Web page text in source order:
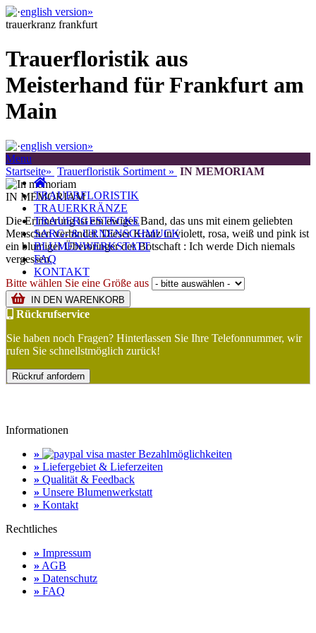
english version»
trauerkranz frankfurt
Trauerfloristik aus
Meisterhand für Frankfurt am
Main
english version»
Menu
TRAUERFLORISTIK
TRAUERKRÄNZE
TRAUERGESTECKE
SARG- & URNENSCHMUCK
BLUMENWERKSTATT
FAQ
KONTAKT
Startseite» Trauerfloristik Sortiment » IN MEMORIAM
IN MEMORIAM
Die Erinnerung ist ein ewiges Band, das uns mit einem geliebten
Menschen verbindet. Dieser Kranz in violett, rosa, weiß und pink ist
ein blumiger Überbringer der Botschaft : Ich werde Dich niemals
vergessen.
Bitte wählen Sie eine Größe aus
IN DEN WARENKORB
Rückrufservice
Sie haben noch Fragen? Hinterlassen Sie Ihre Telefonnummer, wir
rufen Sie schnellstmöglich zurück!
Rückruf anfordern
Informationen
»
Bezahlmöglichkeiten
» Liefergebiet & Lieferzeiten
» Qualität & Feedback
» Unsere Blumenwerkstatt
» Kontakt
Rechtliches
» Impressum
» AGB
» Datenschutz
» FAQ